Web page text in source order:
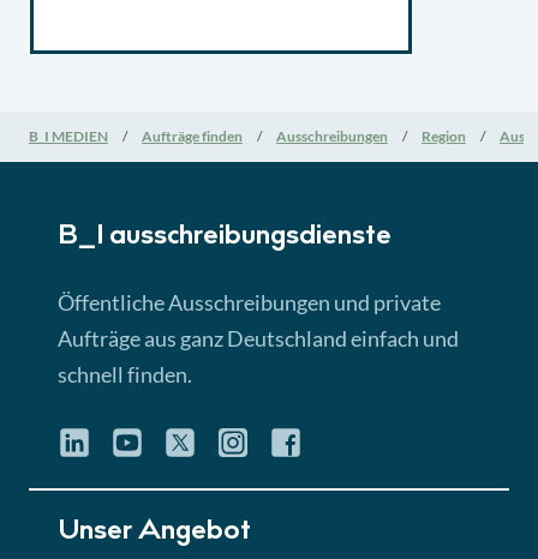
B_I MEDIEN Aufträge finden Ausschreibungen Region
B_I ausschreibungs­dienste
Öffentliche Ausschreibungen und private
Aufträge aus ganz Deutschland einfach und
schnell finden.
Unser Angebot